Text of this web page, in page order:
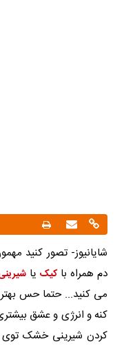
شایانیوز- تصور کنید
دم همراه باکیک یا
می کنید... حتما حس
کنه و انرژی و عشق
کردن شیرینی خشک